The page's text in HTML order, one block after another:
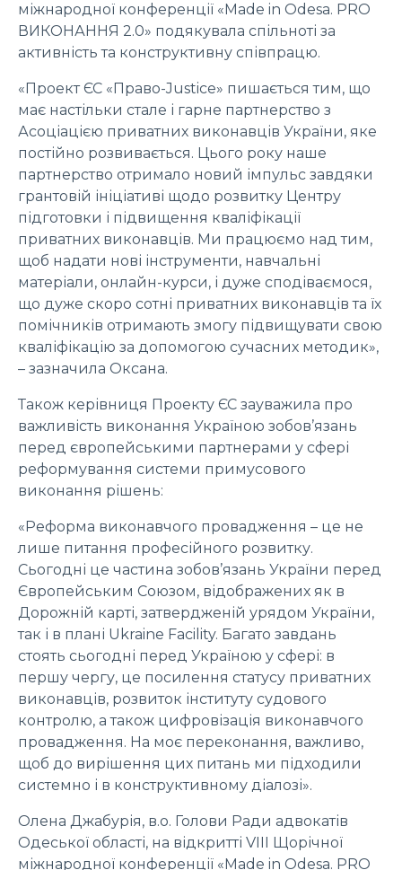
міжнародної конференції «Made in Odesa. PRO
ВИКОНАННЯ 2.0» подякувала спільноті за
активність та конструктивну співпрацю.
«Проект ЄС «Право-Justice» пишається тим, що
має настільки стале і гарне партнерство з
Асоціацією приватних виконавців України, яке
постійно розвивається. Цього року наше
партнерство отримало новий імпульс завдяки
грантовій ініціативі щодо розвитку Центру
підготовки і підвищення кваліфікації
приватних виконавців. Ми працюємо над тим,
щоб надати нові інструменти, навчальні
матеріали, онлайн-курси, і дуже сподіваємося,
що дуже скоро сотні приватних виконавців та їх
помічників отримають змогу підвищувати свою
кваліфікацію за допомогою сучасних методик»,
– зазначила Оксана.
Також керівниця Проекту ЄС зауважила про
важливість виконання Україною зобов’язань
перед європейськими партнерами у сфері
реформування системи примусового
виконання рішень:
«Реформа виконавчого провадження – це не
лише питання професійного розвитку.
Сьогодні це частина зобов’язань України перед
Європейським Союзом, відображених як в
Дорожній карті, затвердженій урядом України,
так і в плані Ukraine Facility. Багато завдань
стоять сьогодні перед Україною у сфері: в
першу чергу, це посилення статусу приватних
виконавців, розвиток інституту судового
контролю, а також цифровізація виконавчого
провадження. На моє переконання, важливо,
щоб до вирішення цих питань ми підходили
системно і в конструктивному діалозі».
Олена Джабурія, в.о. Голови Ради адвокатів
Одеської області, на відкритті VIII Щорічної
міжнародної конференції «Made in Odesa. PRO